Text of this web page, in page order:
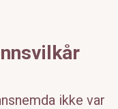
ikke var